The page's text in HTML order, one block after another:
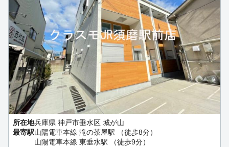
所在地兵庫県 神戸市垂水区 城が山
最寄駅山陽電車本線 滝の茶屋駅 （徒歩8分）
山陽電車本線 東垂水駅 （徒歩9分）